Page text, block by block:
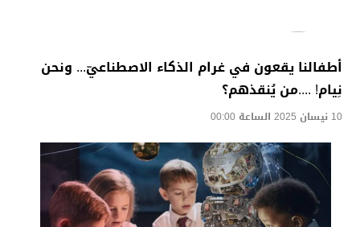
أطفالنا يقعون في غرام الذكاء الاصطناعيّ... ونحن
نِيام! ....من يُنقذهم؟
10 نيسان 2025 الساعة 00:00